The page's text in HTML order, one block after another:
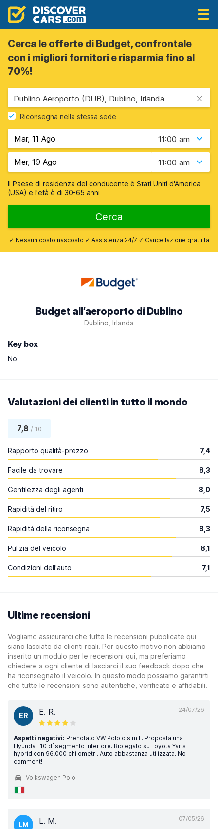
Cerca le offerte di Budget, confrontale
con i migliori fornitori e risparmia fino al
70%!
Dublino Aeroporto (DUB), Dublino, Irlanda
Riconsegna nella stessa sede
11:00 am
11:00 am
Il Paese di residenza del conducente è Stati Uniti d'America
(USA) e l'età è di 30-65 anni
Cerca
✓ Nessun costo nascosto ✓ Assistenza 24/7 ✓ Cancellazione gratuita
Budget all’aeroporto di Dublino
Dublino, Irlanda
Key box
No
Valutazioni dei clienti in tutto il mondo
7,8 / 10
Rapporto qualità-prezzo 7,4
Facile da trovare 8,3
Gentilezza degli agenti 8,0
Rapidità del ritiro 7,5
Rapidità della riconsegna 8,3
Pulizia del veicolo 8,1
Condizioni dell'auto 7,1
Ultime recensioni
Vogliamo assicurarci che tutte le recensioni pubblicate qui
siano lasciate da clienti reali. Per questo motivo non abbiamo
inserito un modulo per le recensioni qui, ma preferiamo
chiedere a ogni cliente di lasciarci il suo feedback dopo che
ha riconsegnato il veicolo. In questo modo possiamo garantirti
che tutte le recensioni sono autentiche, verificate e affidabili.
24/07/26
ER E. R.
Aspetti negativi: Prenotato VW Polo o simili. Proposta una
Hyundai i10 dí segmento inferiore. Ripiegato su Toyota Yaris
hybrid con 96.000 chilometri. Auto abbastanza utilizzata. No
comment!
Volkswagen Polo
07/05/26
LM L. M.